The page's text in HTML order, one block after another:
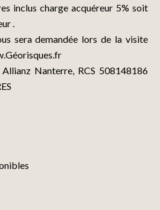
inclus charge acquéreur 5% soit
.
sera demandée lors de la visite
Nanterre, RCS 508148186